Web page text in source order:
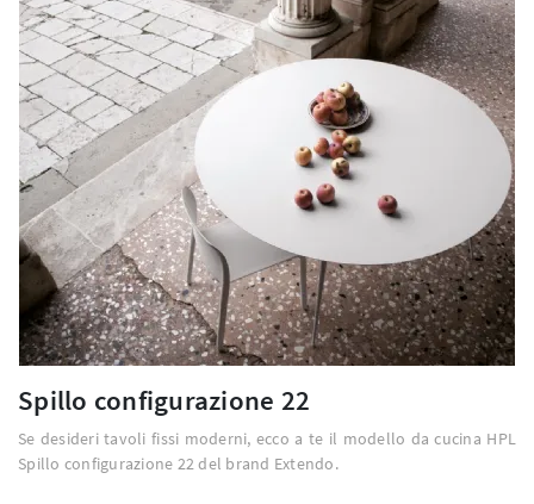
Spillo configurazione 22
Se desideri tavoli fissi moderni, ecco a te il modello da cucina HPL
Spillo configurazione 22 del brand Extendo.